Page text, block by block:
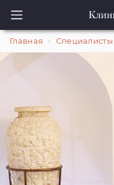
Главная Специалисты